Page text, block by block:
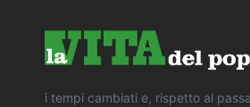
i tempi cambiati e, rispetto al